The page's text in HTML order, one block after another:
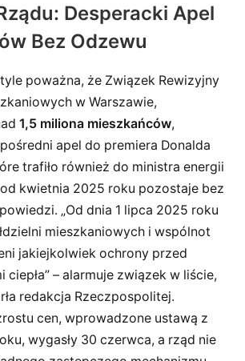
Desperacki Apel
Bez Odzewu
poważna, że Związek Rewizyjny
w Warszawie,
1,5 miliona mieszkańców,
apel do premiera Donalda
trafiło również do ministra energii
kwietnia 2025 roku pozostaje bez
„Od dnia 1 lipca 2025 roku
mieszkaniowych i wspólnot
jakiejkolwiek ochrony przed
ciepła” – alarmuje związek w liście,
redakcja Rzeczpospolitej.
cen, wprowadzone ustawą z
wygasły 30 czerwca, a rząd nie